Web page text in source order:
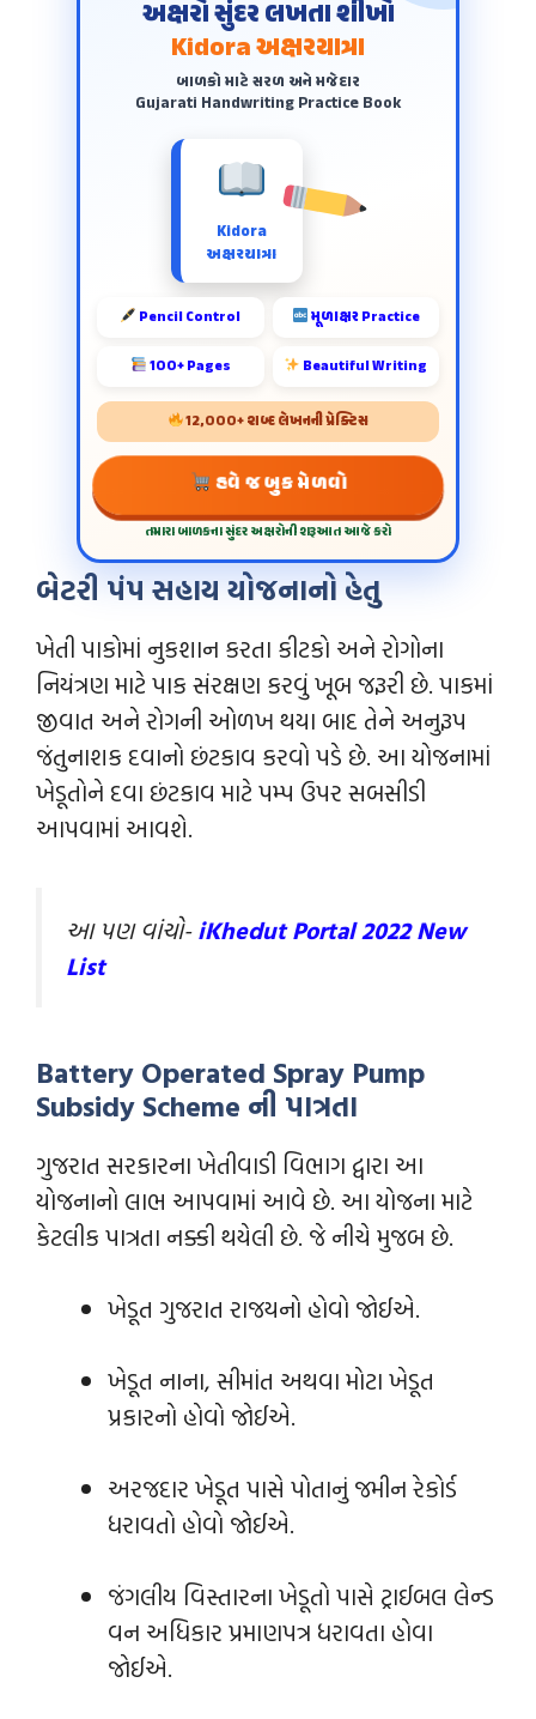
અક્ષરો સુંદર લખતા શીખો
Kidora અક્ષરયાત્રા
બાળકો માટે સરળ અને મજેદાર
Gujarati Handwriting Practice Book
Kidora
અક્ષરયાત્રા
Pencil Control મૂળાક્ષર Practice
100+ Pages Beautiful Writing
12,000+ શબ્દ લેખનની પ્રેક્ટિસ
હવે જ બુક મેળવો
તમારા બાળકના સુંદર અક્ષરોની શરૂઆત આજે કરો
બેટરી પંપ સહાય યોજનાનો હેતુ
ખેતી પાકોમાં નુકશાન કરતા કીટકો અને રોગોના
નિયંત્રણ માટે પાક સંરક્ષણ કરવું ખૂબ જરૂરી છે. પાકમાં
જીવાત અને રોગની ઓળખ થયા બાદ તેને અનુરૂપ
જંતુનાશક દવાનો છંટકાવ કરવો પડે છે. આ યોજનામાં
ખેડૂતોને દવા છંટકાવ માટે પમ્પ ઉપર સબસીડી
આપવામાં આવશે.
આ પણ વાંચો-iKhedut Portal 2022 New
List
Battery Operated Spray Pump
Subsidy Scheme ની પાત્રતા
ગુજરાત સરકારના ખેતીવાડી વિભાગ દ્વારા આ
યોજનાનો લાભ આપવામાં આવે છે. આ યોજના માટે
કેટલીક પાત્રતા નક્કી થયેલી છે. જે નીચે મુજબ છે.
ખેડૂત ગુજરાત રાજયનો હોવો જોઈએ.
ખેડૂત નાના, સીમાંત અથવા મોટા ખેડૂત
પ્રકારનો હોવો જોઈએ.
અરજદાર ખેડૂત પાસે પોતાનું જમીન રેકોર્ડ
ધરાવતો હોવો જોઈએ.
જંગલીય વિસ્તારના ખેડૂતો પાસે ટ્રાઈબલ લેન્‍ડ
વન અધિકાર પ્રમાણપત્ર ધરાવતા હોવા
જોઈએ.